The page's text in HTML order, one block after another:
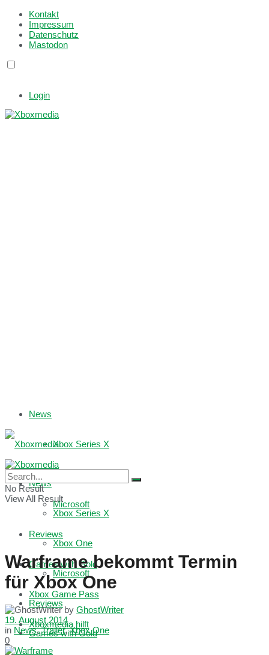
Kontakt
Impressum
Datenschutz
Mastodon
Login
News
Xbox Series X
Microsoft
Reviews
Games with Gold
Xbox Game Pass
Xboxmedia hilft
News
Xbox Series X
Xbox One
Microsoft
Reviews
Games with Gold
No Result
View All Result
Warframe bekommt Termin
für Xbox One
by GhostWriter
19. August 2014
in News,Trailer,Xbox One
0